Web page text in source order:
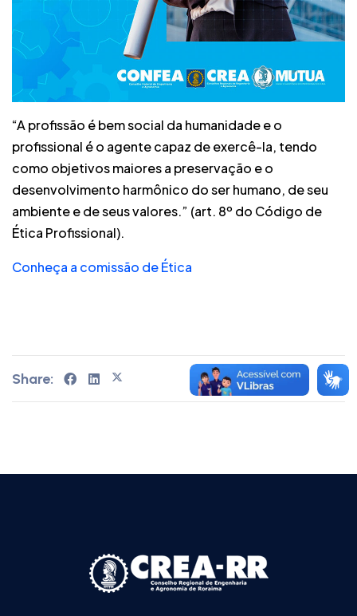
“A profissão é bem social da humanidade e o
profissional é o agente capaz de exercê-la, tendo
como objetivos maiores a preservação e o
desenvolvimento harmônico do ser humano, de seu
ambiente e de seus valores.” (art. 8º do Código de
Ética Profissional).
Conheça a comissão de Ética